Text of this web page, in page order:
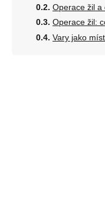
Operace žil a
Operace žil:
Vary jako